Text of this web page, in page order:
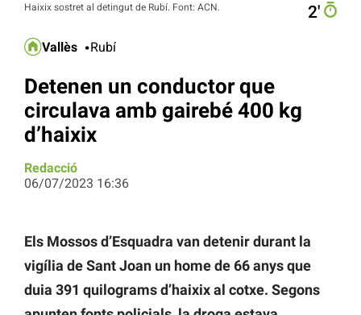
Haixix sostret al detingut de Rubí. Font: ACN. 2′
Vallès Rubí
Detenen un conductor que
circulava amb gairebé 400 kg
d’haixix
Redacció
06/07/2023 16:36
Els Mossos d’Esquadra van detenir durant la
vigília de Sant Joan un home de 66 anys que
duia 391 quilograms d’haixix al cotxe. Segons